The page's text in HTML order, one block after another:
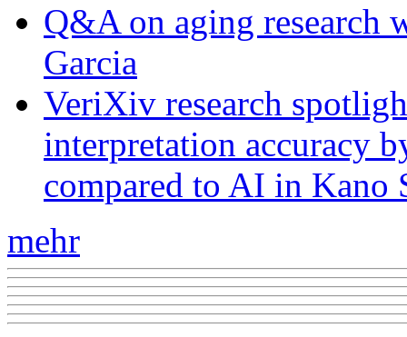
Q&A on aging research
Garcia
VeriXiv research
interpretation accuracy
compared to AI in Kano
mehr